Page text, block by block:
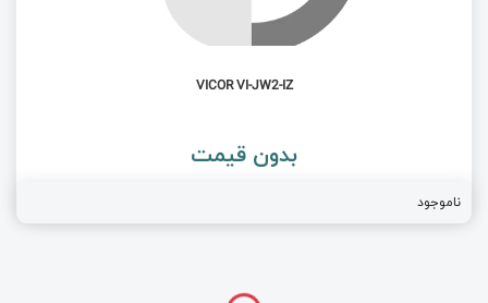
VICOR VI-JW2-IZ
بدون قیمت
ناموجود